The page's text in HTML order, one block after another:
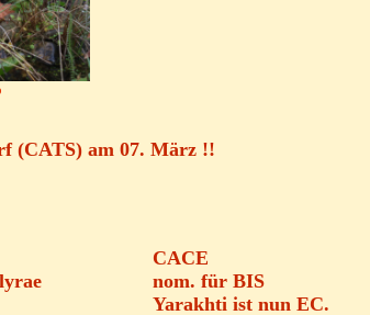
(CATS) am 07. März !!
CACE
nom. für BIS
Yarakhti ist nun EC.